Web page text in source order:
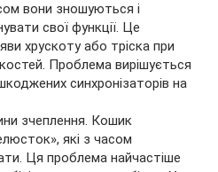
вони зношуються і
свої функції. Це
хрускоту або тріска при
Проблема вирішується
синхронізаторів на
зчеплення. Кошик
які з часом
Ця проблема найчастіше